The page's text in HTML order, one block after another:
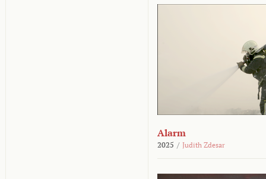
Alarm
2025 / Judith Zdesar